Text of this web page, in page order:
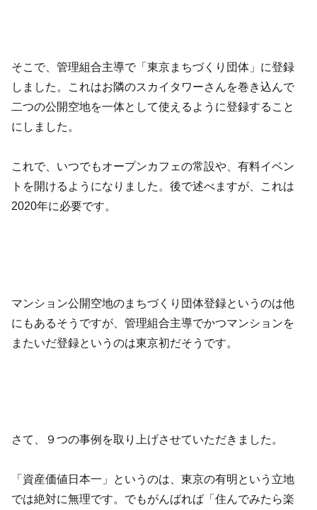
そこで、管理組合主導で「東京まちづくり団体」に登録
しました。これはお隣のスカイタワーさんを巻き込んで
二つの公開空地を一体として使えるように登録すること
にしました。
これで、いつでもオープンカフェの常設や、有料イベン
トを開けるようになりました。後で述べますが、これは
2020年に必要です。
マンション公開空地のまちづくり団体登録というのは他
にもあるそうですが、管理組合主導でかつマンションを
またいだ登録というのは東京初だそうです。
さて、９つの事例を取り上げさせていただきました。
「資産価値日本一」というのは、東京の有明という立地
では絶対に無理です。でもがんばれば「住んでみたら楽